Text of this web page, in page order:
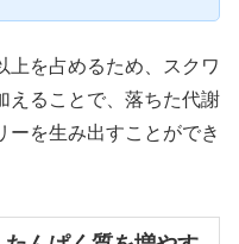
上を占めるため、スクワ
えることで、落ちた代謝
ーを生み出すことができ